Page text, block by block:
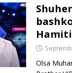
Olsa